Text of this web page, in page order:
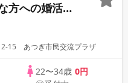
方への婚活パ
15 あつぎ市民交流プラザ
22〜34歳 0円